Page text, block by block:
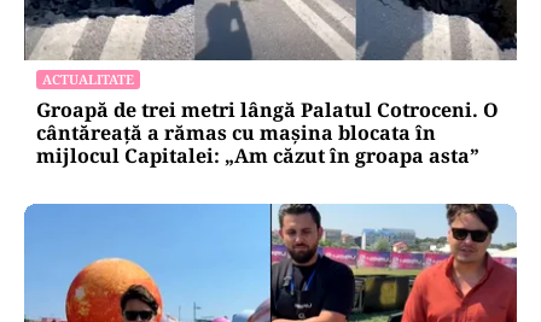
ACTUALITATE
Groapă de trei metri lângă Palatul Cotroceni. O
cântăreață a rămas cu mașina blocata în
mijlocul Capitalei: „Am căzut în groapa asta”